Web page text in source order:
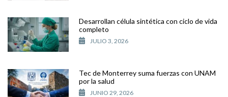
Desarrollan célula sintética con ciclo de vida
completo
JULIO 3, 2026
Tec de Monterrey suma fuerzas con UNAM
por la salud
JUNIO 29, 2026